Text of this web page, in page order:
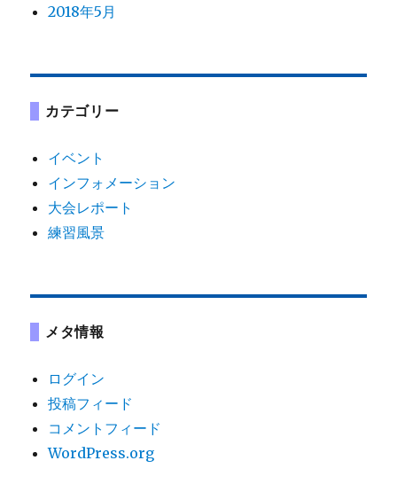
2018年5月
カテゴリー
イベント
インフォメーション
大会レポート
練習風景
メタ情報
ログイン
投稿フィード
コメントフィード
WordPress.org